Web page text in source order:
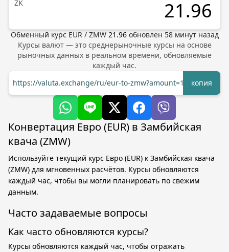
ZK
Обменный курс EUR/ ZMW 21.96 обновлен 58минут назад
Курсы валют — это среднерыночные курсы на основе
рыночных данных в реальном времени, обновляемые
каждый час.
https://valuta.exchange/ru/eur-to-zmw?amount=1
копия
Конвертация Евро (EUR) в Замбийская
квача (ZMW)
Используйте текущий курс Евро (EUR) к Замбийская квача
(ZMW) для мгновенных расчётов. Курсы обновляются
каждый час, чтобы вы могли планировать по свежим
данным.
Часто задаваемые вопросы
Как часто обновляются курсы?
Курсы обновляются каждый час, чтобы отражать